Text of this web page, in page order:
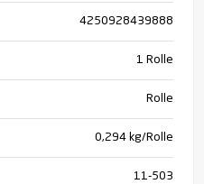
4250928439888
1 Rolle
Rolle
0,294 kg/Rolle
11-503